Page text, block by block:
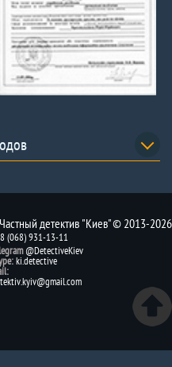
Частный детектив "Киев" © 2013-2026
(068) 931-13-11
@DetectiveKiev
ki.detective